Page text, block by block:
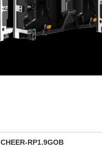
CHEER-RP1.9GOB